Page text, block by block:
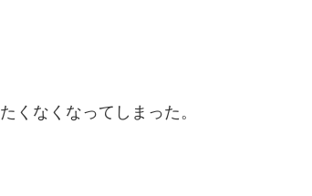
くなくなってしまった。